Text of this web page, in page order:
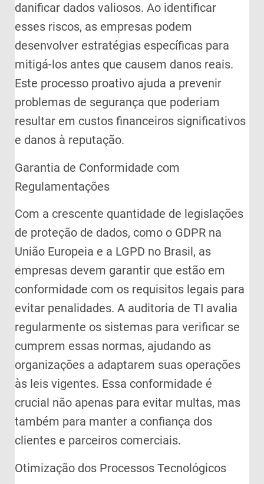
danificar dados valiosos. Ao identificar
esses riscos, as empresas podem
desenvolver estratégias específicas para
mitigá-los antes que causem danos reais.
Este processo proativo ajuda a prevenir
problemas de segurança que poderiam
resultar em custos financeiros significativos
e danos à reputação.
Garantia de Conformidade com
Regulamentações
Com a crescente quantidade de legislações
de proteção de dados, como o GDPR na
União Europeia e a LGPD no Brasil, as
empresas devem garantir que estão em
conformidade com os requisitos legais para
evitar penalidades. A auditoria de TI avalia
regularmente os sistemas para verificar se
cumprem essas normas, ajudando as
organizações a adaptarem suas operações
às leis vigentes. Essa conformidade é
crucial não apenas para evitar multas, mas
também para manter a confiança dos
clientes e parceiros comerciais.
Otimização dos Processos Tecnológicos